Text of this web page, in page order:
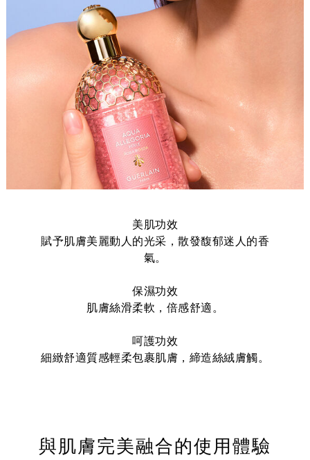
美肌功效
賦予肌膚美麗動人的光采，散發馥郁迷人的香
氣。
保濕功效
肌膚絲滑柔軟，倍感舒適。
呵護功效
細緻舒適質感輕柔包裹肌膚，締造絲絨膚觸。
與肌膚完美融合的使用體驗